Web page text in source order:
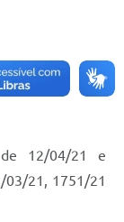
de 12/04/21 e
21, 1751/21